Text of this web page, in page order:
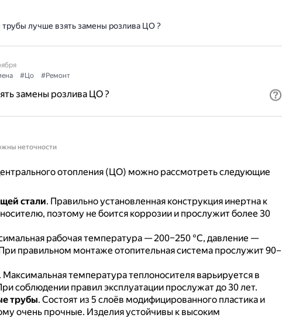
трубы лучше взять замены розлива ЦО ?
#Цо #Ремонт
замены розлива ЦО ?
неточности
отопления (ЦО) можно рассмотреть следующие
стали. Правильно установленная конструкция инертна к
поэтому не боится коррозии и прослужит более 30
рабочая температура — 200–250 °С, давление —
правильном монтаже отопительная система прослужит 90–
. Максимальная температура теплоносителя варьируется в
соблюдении правил эксплуатации прослужат до 30 лет.
трубы. Состоят из 5 слоёв модифицированного пластика и
очень прочные. Изделия устойчивы к высоким